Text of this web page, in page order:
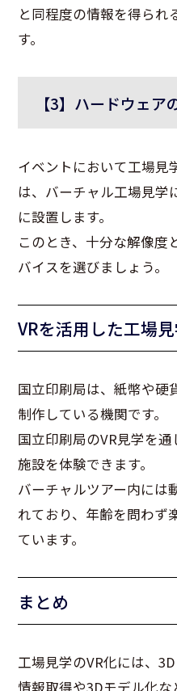
と同程度の情報を得られ
す。
【3】ハードウェア
イベントにおいて工場見
は、バーチャル工場見学
に設置します。
このとき、十分な解像度
バイスを選びましょう。
VRを活用した工場
国立印刷局は、紙幣や硬
制作している機関です。
国立印刷局のVR見学を通
施設を体験できます。
バーチャルツアー内には
れており、年齢を問わず
ています。
まとめ
工場見学のVR化には、3D